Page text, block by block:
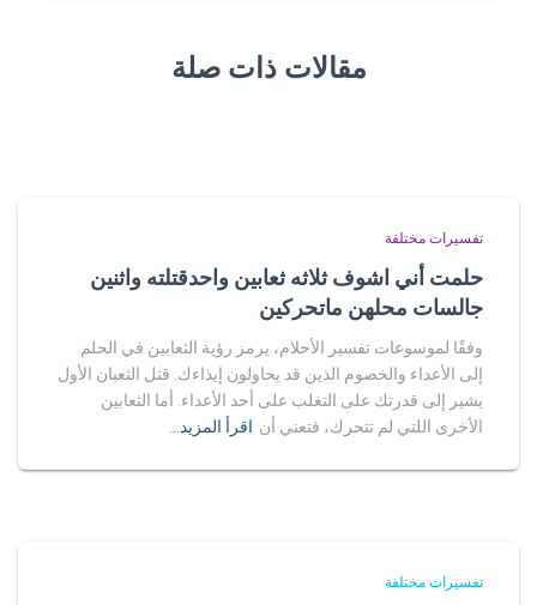
مقالات ذات صلة
تفسيرات مختلفة
حلمت أني اشوف ثلاثه ثعابين واحدقتلته واثنين
جالسات محلهن ماتحركين
وفقًا لموسوعات تفسير الأحلام، يرمز رؤية الثعابين في الحلم
إلى الأعداء والخصوم الذين قد يحاولون إيذاءك. قتل الثعبان الأول
يشير إلى قدرتك على التغلب على أحد الأعداء. أما الثعابين
الأخرى اللتي لم تتحرك، فتعني أن اقرأ المزيد…
تفسيرات مختلفة